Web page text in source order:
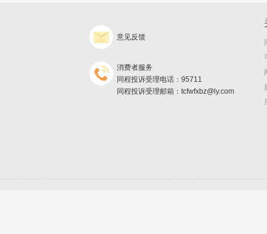
意见反馈
消费者服务
同程投诉受理电话：95711
同程投诉受理邮箱：tcfwfxbz@ly.com